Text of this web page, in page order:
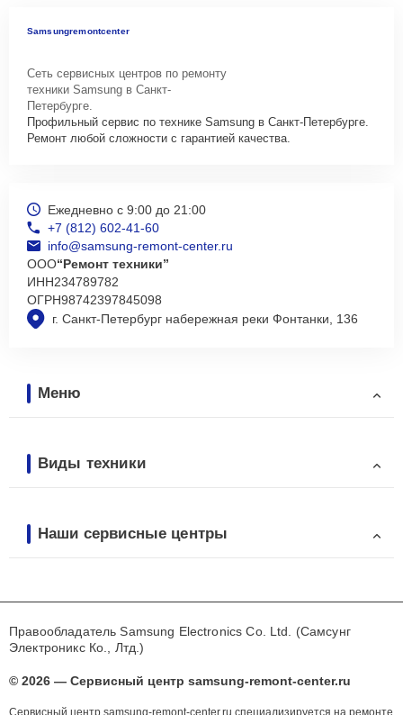
Samsungremontcenter
Сеть сервисных центров по ремонту
техники Samsung в Санкт-
Петербурге.
Профильный сервис по технике Samsung в Санкт-Петербурге.
Ремонт любой сложности с гарантией качества.
г. Санкт-Петербург набережная реки Фонтанки, 136
Ежедневно с 9:00 до 21:00
+7 (812) 602-41-60
info@samsung-remont-center.ru
ООО“Ремонт техники”
ИНН234789782
ОГРН98742397845098
Меню
Виды техники
Наши сервисные центры
Правообладатель Samsung Electronics Co. Ltd. (Самсунг
Электроникс Ко., Лтд.)
© 2026 — Сервисный центр samsung-remont-center.ru
Сервисный центр samsung-remont-center.ru специализируется на ремонте